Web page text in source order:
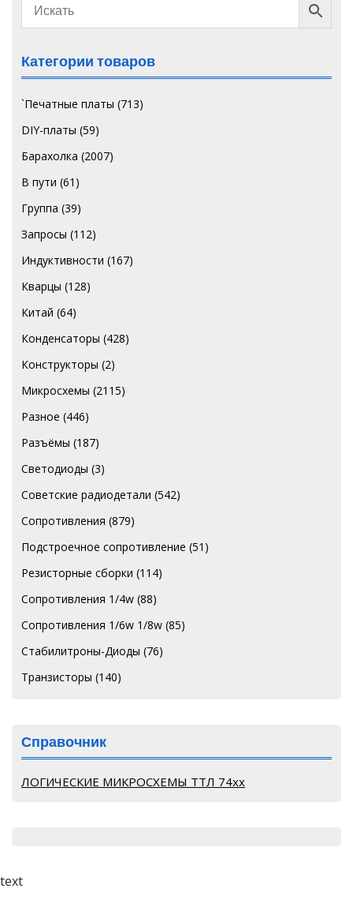
Категории товаров
`Печатные платы (713)
DIY-платы (59)
Барахолка (2007)
В пути (61)
Группа (39)
Запросы (112)
Индуктивности (167)
Кварцы (128)
Китай (64)
Конденсаторы (428)
Конструкторы (2)
Микросхемы (2115)
Разное (446)
Разъёмы (187)
Светодиоды (3)
Советские радиодетали (542)
Сопротивления (879)
Подстроечное сопротивление (51)
Резисторные сборки (114)
Сопротивления 1/4w (88)
Сопротивления 1/6w 1/8w (85)
Стабилитроны-Диоды (76)
Транзисторы (140)
Справочник
ЛОГИЧЕСКИЕ МИКРОСХЕМЫ ТТЛ 74хх
text